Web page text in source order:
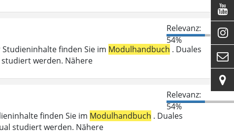
Relevanz:
54%
finden Sie im Modulhandbuch . Duales
werden. Nähere
Relevanz:
54%
finden Sie im Modulhandbuch . Duales
studiert werden. Nähere



